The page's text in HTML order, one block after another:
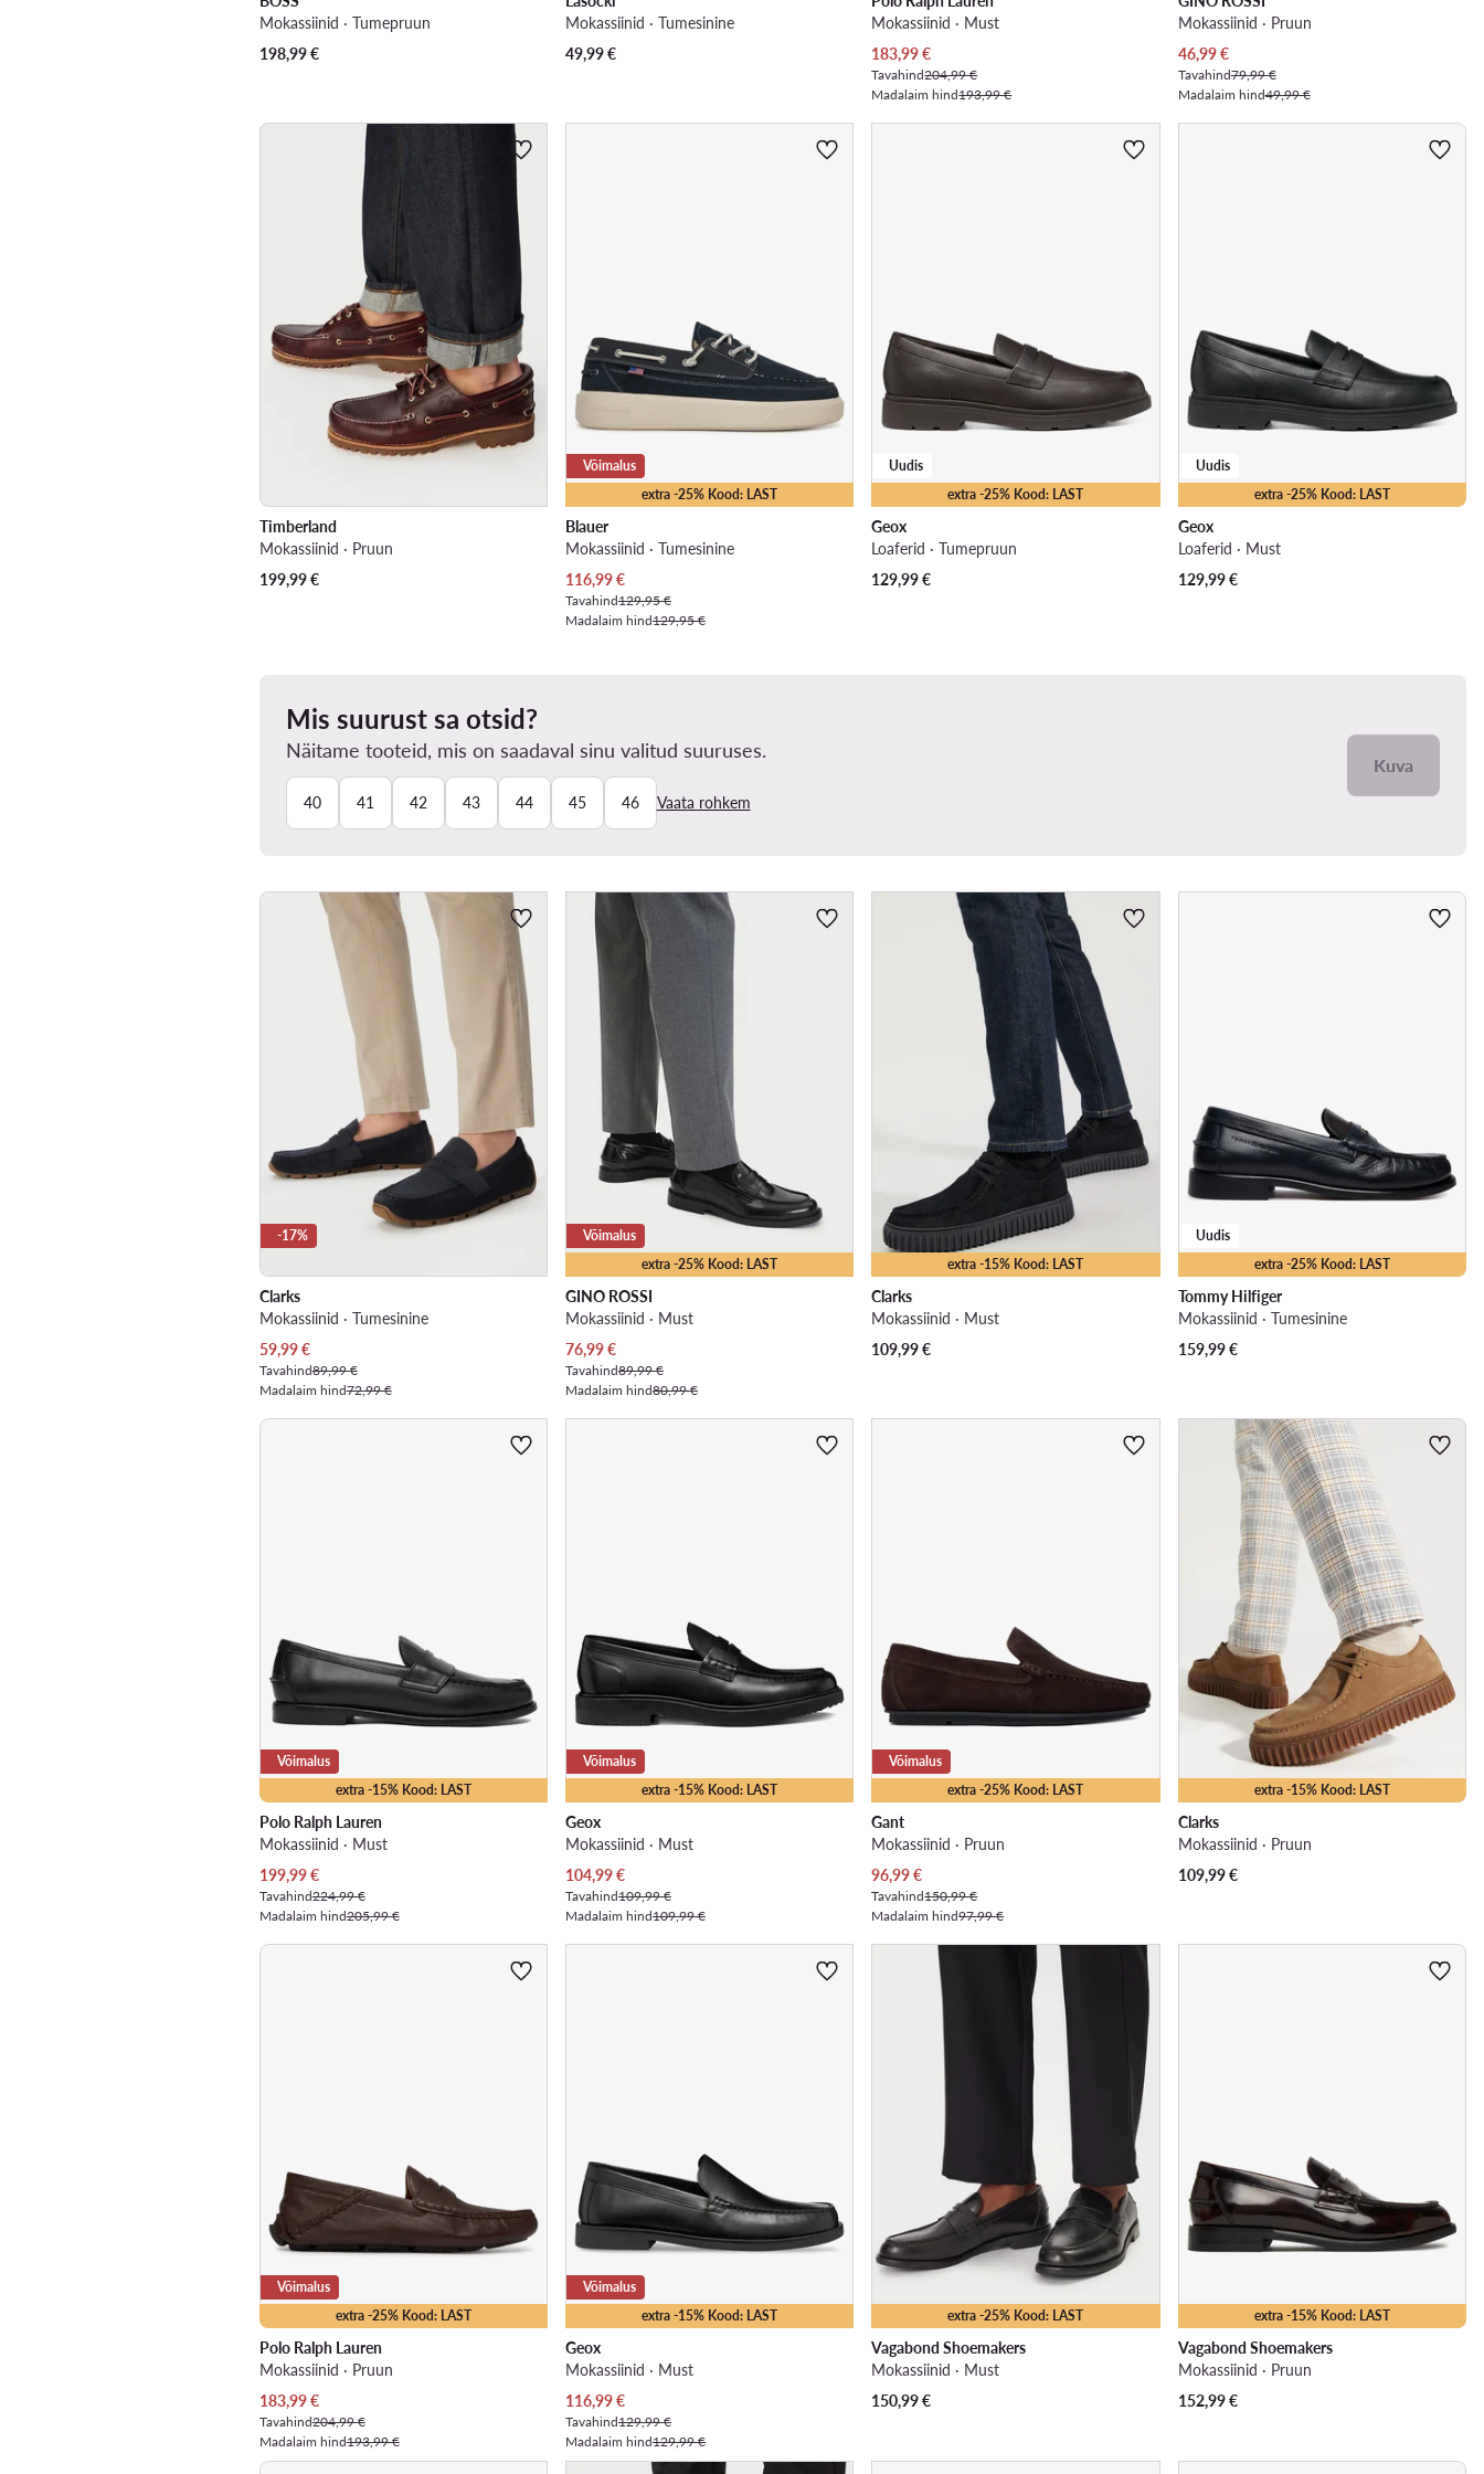
Mokassiinid · Tumepruun
198,99€
Mokassiinid · Tumesinine
49,99€
Mokassiinid · Must
Praegune hind
183,99€
Tavahind204,99 €
Madalaim hind193,99 €
Mokassiinid · Pruun
Praegune hind
46,99€
Tavahind79,99 €
Madalaim hind49,99 €
Timberland
Mokassiinid · Pruun
199,99€
extra -25% Kood: LAST
Võimalus
Blauer
Mokassiinid · Tumesinine
Praegune hind
116,99€
Tavahind129,95 €
Madalaim hind129,95 €
extra -25% Kood: LAST
Uudis
Geox
Loaferid · Tumepruun
129,99€
extra -25% Kood: LAST
Uudis
Geox
Loaferid · Must
129,99€
Mis suurust sa otsid?
Näitame tooteid, mis on saadaval sinu valitud suuruses.
40 41 42 43 44 45 46 Vaata rohkem
Kuva
-17%
Clarks
Mokassiinid · Tumesinine
Praegune hind
59,99€
Tavahind89,99 €
Madalaim hind72,99 €
extra -25% Kood: LAST
Võimalus
GINO ROSSI
Mokassiinid · Must
Praegune hind
76,99€
Tavahind89,99 €
Madalaim hind80,99 €
extra -15% Kood: LAST
Clarks
Mokassiinid · Must
109,99€
extra -25% Kood: LAST
Uudis
Tommy Hilfiger
Mokassiinid · Tumesinine
159,99€
extra -15% Kood: LAST
Võimalus
Polo Ralph Lauren
Mokassiinid · Must
Praegune hind
199,99€
Tavahind224,99 €
Madalaim hind205,99 €
extra -15% Kood: LAST
Võimalus
Geox
Mokassiinid · Must
Praegune hind
104,99€
Tavahind109,99 €
Madalaim hind109,99 €
extra -25% Kood: LAST
Võimalus
Gant
Mokassiinid · Pruun
Praegune hind
96,99€
Tavahind150,99 €
Madalaim hind97,99 €
extra -15% Kood: LAST
Clarks
Mokassiinid · Pruun
109,99€
extra -25% Kood: LAST
Võimalus
Polo Ralph Lauren
Mokassiinid · Pruun
Praegune hind
183,99€
Tavahind204,99 €
Madalaim hind193,99 €
extra -15% Kood: LAST
Võimalus
Geox
Mokassiinid · Must
Praegune hind
116,99€
Tavahind129,99 €
Madalaim hind129,99 €
extra -25% Kood: LAST
Vagabond Shoemakers
Mokassiinid · Must
150,99€
extra -15% Kood: LAST
Vagabond Shoemakers
Mokassiinid · Pruun
152,99€